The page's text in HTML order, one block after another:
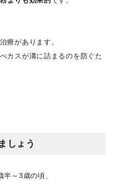
療があります。
カスが溝に詰まるのを防ぐた
しょう
～3歳の頃、